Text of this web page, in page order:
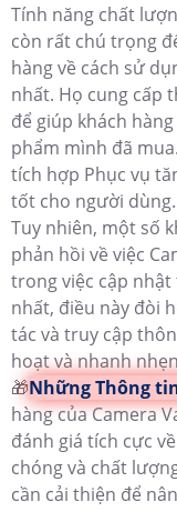
Tính năng chất
còn rất chú trọng
hàng về cách sử
nhất. Họ cung cấp
để giúp khách
phẩm mình đã
tích hợp Phục vụ
tốt cho người dùng.
Tuy nhiên, một số
phản hồi về việc
trong việc cập
nhất, điều này đòi
tác và truy cập
hoạt và nhanh
🎁Những Thông
hàng của Camera
đánh giá tích cực
chóng và chất
cần cải thiện để